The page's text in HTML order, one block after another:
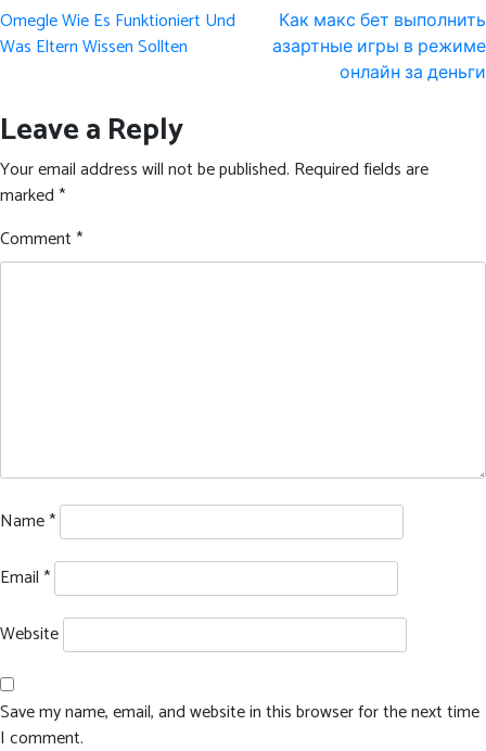
Post
navigation
Omegle Wie Es Funktioniert Und
Was Eltern Wissen Sollten
Как макс бет выполнить
азартные игры в режиме
онлайн за деньги
Leave a Reply
Your email address will not be published. Required fields are
marked*
Comment*
Name*
Email*
Website
Save my name, email, and website in this browser for the next time
I comment.